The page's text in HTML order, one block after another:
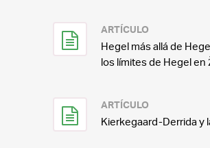
ARTÍCULO
Hegel más allá de
los límites de Hegel en
ARTÍCULO
Kierkegaard-Derrida y